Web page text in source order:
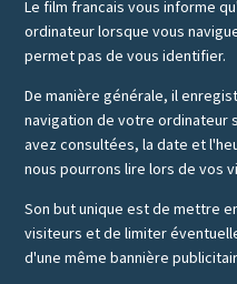
Le film francais vous informe
ordinateur lorsque vous
permet pas de vous identifier.
De manière générale, il
navigation de votre ordinateur
avez consultées, la date et
nous pourrons lire lors de vos
Son but unique est de mettre
visiteurs et de limiter
d'une même bannière